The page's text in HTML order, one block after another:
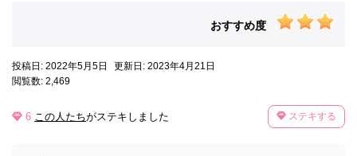
おすすめ度
投稿日: 2022年5月5日
更新日: 2023年4月21日
閲覧数: 2,469
6 この人たちがステキしました ステキする